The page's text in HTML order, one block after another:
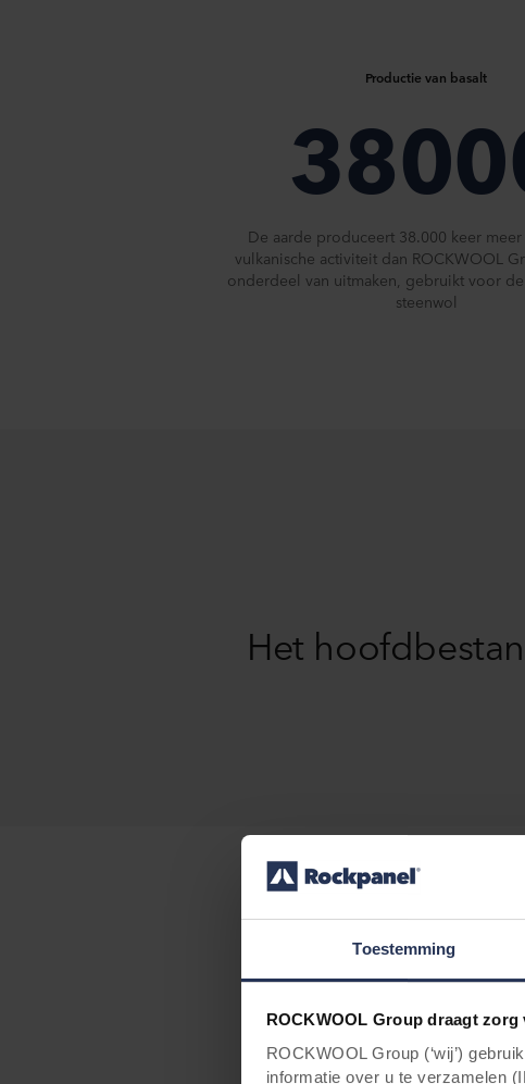
Toestemming
ROCKWOOL Group draagt
ROCKWOOL Group (‘wij’)
informatie over u te verzamelen
Productie van basalt
De aarde produceert 38.000 keer
vulkanische activiteit dan ROCKWOOL
onderdeel van uitmaken, gebruikt voor
steenwol
Het
Hergebruik
vuilstortplaats zouden
Maar hoe maken we